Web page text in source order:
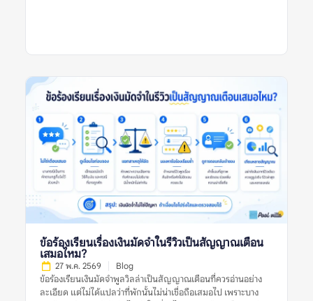
ชัดเจนหรือไม่ ใช้เสียงได้ถึงกี่โมง และมีความเสี่ยงเรื่องค่าปรับหรือ
กัน ไม่ใช่ดูจากรีวิวเดียว รูปเดียว หรือคะแนนดาวเพียงอย่างเดียว
ความหมายของข้อร้องเรียนเรื่องเสียงในรีวิวพูลวิลล่าคืออะไร?
ความหมายของข้อร้องเรียนเรื่องเสียงในรีวิวพูลวิลล่า คือข้อมูลที่ผู้
เข้าพักหรือผู้รีวิวพูดถึงปัญหาเกี่ยวกับเสียงระหว่างเข้าพัก เช่น เสียง
ดังจากบ้านข้างเคียง เสียงรถ เสียงสถานบันเทิงใกล้ที่พัก เสียงจาก
กลุ่มผู้เข้าพักเอง หรือการถูกเตือนเรื่องใช้เสียงเกินเวลาที่กำหนด ข้อ
ร้องเรียนเรื่องเสียงอาจสะท้อนหลายอย่าง เช่น ทำเลของบ้านอยู่ใกล้
ชุมชนมาก กฎบ้านเข้มงวด พื้นที่ไม่เหมาะกับปาร์ตี้ หรือที่พักอยู่ใน
โซนที่เสียงจากภายนอกรบกวนการพักผ่อน ในบางกรณี รีวิวเรื่อง
เสียงอาจไม่ได้เกิดจากตัวที่พักไม่ดี แต่เกิดจากผู้เข้าพักไม่อ่านกฎ
บ้านให้ละเอียดก่อนจอง รีวิวที่มีประโยชน์ควรระบุให้ชัดว่าเสียงมา
จากไหน เกิดช่วงเวลาใด และกระทบมากแค่ไหน เช่น “หลัง 22.00
น. ต้องลดเสียง” “บ้านอยู่ติดถนนจึงได้ยินเสียงรถ” หรือ “เพื่อน
บ้านร้องเรียนเมื่อเปิดเพลงดัง” รายละเอียดเหล่านี้ช่วยให้ผู้อ่าน
ประเมินได้ว่าปัญหานั้นเกี่ยวข้องกับทริปของตนหรือไม่ ทำไมข้อร้อง
เรียนเรื่องเสียงจึงสำคัญก่อนจองพูลวิลล่า? พูลวิลล่ามักมีพื้นที่ส่วน
กลาง สระว่ายน้ำ ลานปิ้งย่าง หรือคาราโอเกะ ซึ่งเป็นกิจกรรมที่เกิด
ข้อร้องเรียนเรื่องเงินมัดจำในรีวิวเป็นสัญญาณเตือน
เสมอไหม?
27 พ.ค. 2569 Blog
ข้อร้องเรียนเงินมัดจำพูลวิลล่าเป็นสัญญาณเตือนที่ควรอ่านอย่าง
ละเอียด แต่ไม่ได้แปลว่าที่พักนั้นไม่น่าเชื่อถือเสมอไป เพราะบาง